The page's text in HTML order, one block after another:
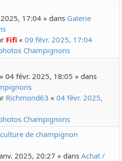
17:04 » dans Galerie
Fifi « 09 févr. 2025, 17:04
Champignons
» 04 févr. 2025, 18:05 » dans
Richmond63 « 04 févr. 2025,
Champignons
de champignon
2025, 20:27 » dans Achat /